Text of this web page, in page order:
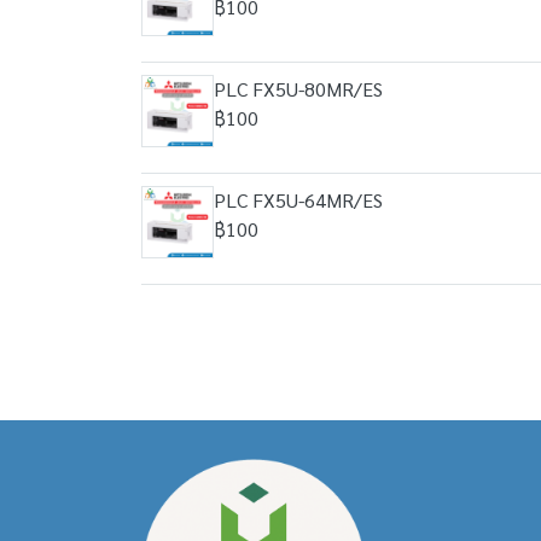
฿100
PLC FX5U-80MR/ES
฿100
PLC FX5U-64MR/ES
฿100